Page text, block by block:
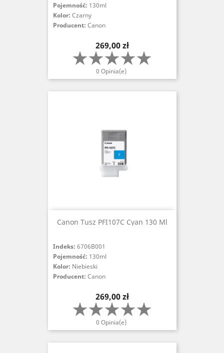
Pojemność: 130ml
Kolor: Czarny
Producent: Canon
Cena
269,00 zł
0 Opinia(e)
Canon Tusz PFI107C Cyan 130 Ml
Indeks: 6706B001
Pojemność: 130ml
Kolor: Niebieski
Producent: Canon
Cena
269,00 zł
0 Opinia(e)